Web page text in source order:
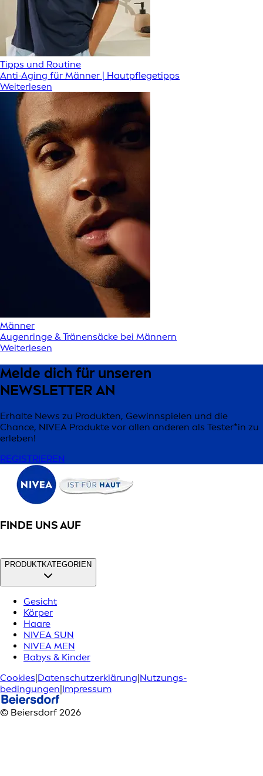
Tipps und Routine
Anti-Aging für Männer | Hautpflegetipps
Weiterlesen
Männer
Augenringe & Tränensäcke bei Männern
Weiterlesen
Melde dich für unseren
NEWSLETTER AN
Erhalte News zu Produkten, Gewinnspielen und die
Chance, NIVEA Produkte vor allen anderen als Tester*in zu
erleben!
REGISTRIEREN
FINDE UNS AUF
PRODUKTKATEGORIEN
Gesicht
Körper
Haare
NIVEA SUN
NIVEA MEN
Babys & Kinder
Cookies|Datenschutzerklärung|Nutzungs­
bedingungen|Impressum
© Beiersdorf 2026